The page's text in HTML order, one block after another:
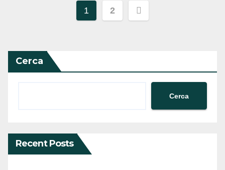
Paginazione
1 2
Cerca
Cerca
Recent Posts